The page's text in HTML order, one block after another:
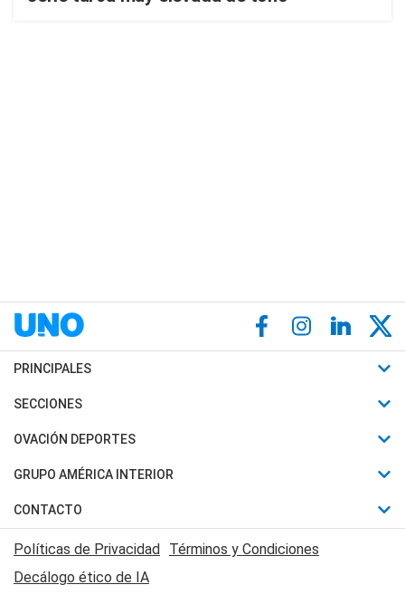
PRINCIPALES
Últimas Noticias
Política
Judiciales
Economia
SECCIONES
Horóscopo
Motores
Trucos caseros
Series y Películas
Edictos y Solicitadas
OVACIÓN DEPORTES
Fútbol
Mundial
Automovilismo
Rugby
GRUPO AMÉRICA INTERIOR
Canal 7 en Vivo
CONTACTO
Acerca de Nosotros
Contactanos
Políticas de Privacidad Términos y Condiciones
Decálogo ético de IA